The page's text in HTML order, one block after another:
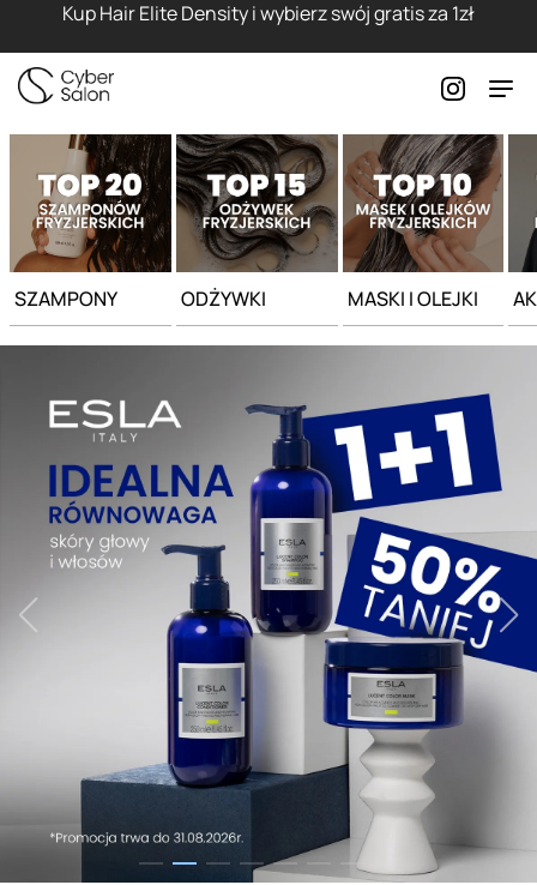
Kup Hair Elite Density i wybierz swój gratis za 1zł
SZAMPONY ODŻYWKI MASKI I OLEJKI
Strona główna - Cyber Salon